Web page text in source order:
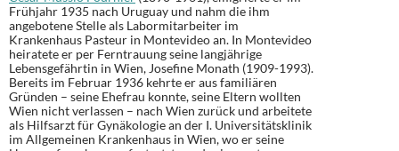
Frühjahr 1935 nach Uruguay und nahm die ihm
angebotene Stelle als Labormitarbeiter im
Krankenhaus Pasteur in Montevideo an. In Montevideo
heiratete er per Ferntrauung seine langjährige
Lebensgefährtin in Wien, Josefine Monath (1909-1993).
Bereits im Februar 1936 kehrte er aus familiären
Gründen – seine Ehefrau konnte, seine Eltern wollten
Wien nicht verlassen – nach Wien zurück und arbeitete
als Hilfsarzt für Gynäkologie an der I. Universitätsklinik
im Allgemeinen Krankenhaus in Wien, wo er seine